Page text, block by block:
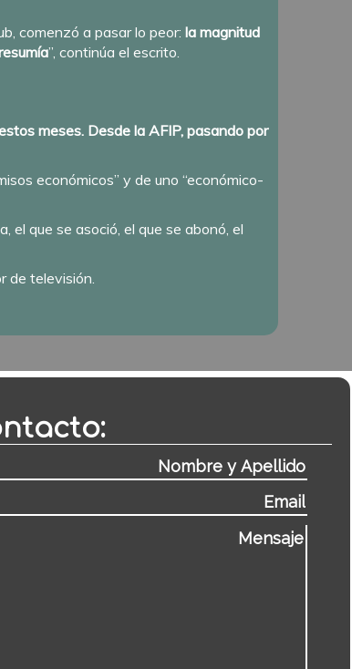
comenzó a pasar lo peor:la magnitud
”, continúa el escrito.
meses. Desde la AFIP, pasando por
económicos” y de uno “económico-
el que se asoció, el que se abonó, el
de televisión.